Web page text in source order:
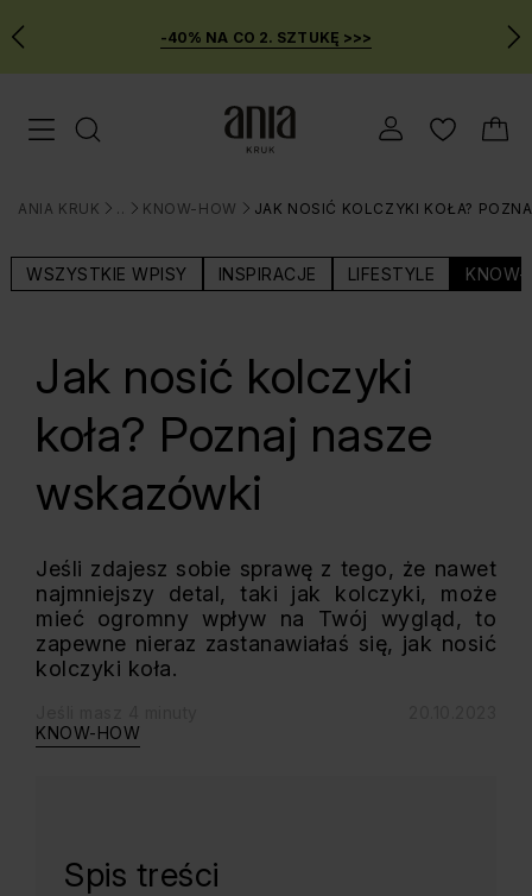
Przejdź
do
MENU
-40% NA CO 2. SZTUKĘ >>>
Menu mobilne
ANIA KRUK
>
BLOG
>
KNOW-HOW
>
JAK NOSIĆ KOLCZYKI KOŁA?
WSZYSTKIE WPISY INSPIRACJE LIFESTYLE KNOW-
Jak nosić kolczyki
koła? Poznaj nasze
wskazówki
Jeśli zdajesz sobie sprawę z tego, że nawet
najmniejszy detal, taki jak kolczyki, może
mieć ogromny wpływ na Twój wygląd, to
zapewne nieraz zastanawiałaś się, jak nosić
kolczyki koła.
KNOW-HOW
Spis treści